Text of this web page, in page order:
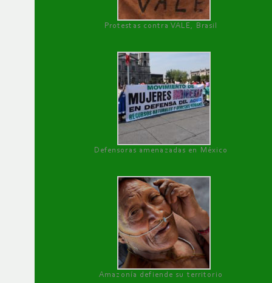
Protestas contra VALE, Brasil
Defensoras amenazadas en México
Amazonía defiende su territorio